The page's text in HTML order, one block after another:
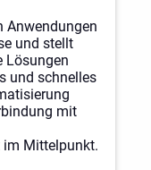
Anwendungen
und stellt
Lösungen
und schnelles
mit
im Mittelpunkt.